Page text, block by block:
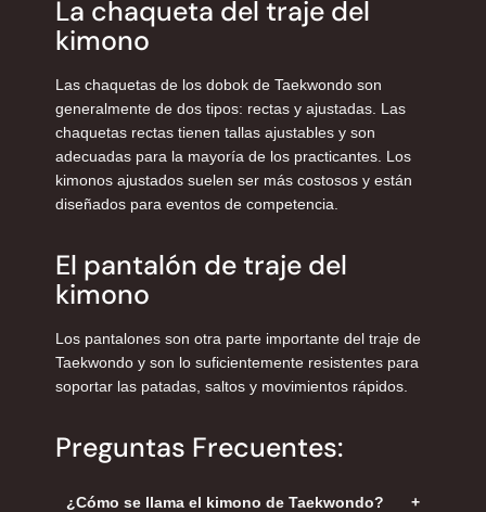
La chaqueta del traje del
kimono
Las chaquetas de los dobok de Taekwondo son
generalmente de dos tipos: rectas y ajustadas. Las
chaquetas rectas tienen tallas ajustables y son
adecuadas para la mayoría de los practicantes. Los
kimonos ajustados suelen ser más costosos y están
diseñados para eventos de competencia.
El pantalón de traje del
kimono
Los pantalones son otra parte importante del traje de
Taekwondo y son lo suficientemente resistentes para
soportar las patadas, saltos y movimientos rápidos.
Preguntas Frecuentes:
¿Cómo se llama el kimono de Taekwondo?